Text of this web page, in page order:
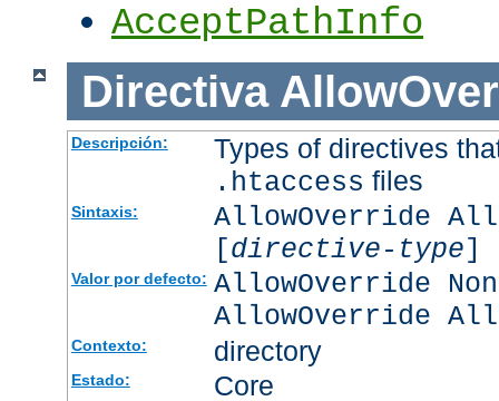
AcceptPathInfo
Directiva
Descripción: Types of directives
.htaccess files
Sintaxis:
AllowOverride
[directive-type]
Valor por defecto: AllowOverride
AllowOverride
Contexto: directory
Estado: Core